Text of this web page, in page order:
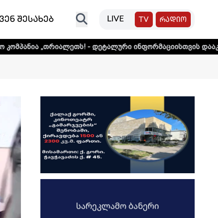
შესახებ LIVE TV რადიო
- დეტალური ინფორმაციისთვის დააკლიკეთ ლინკს